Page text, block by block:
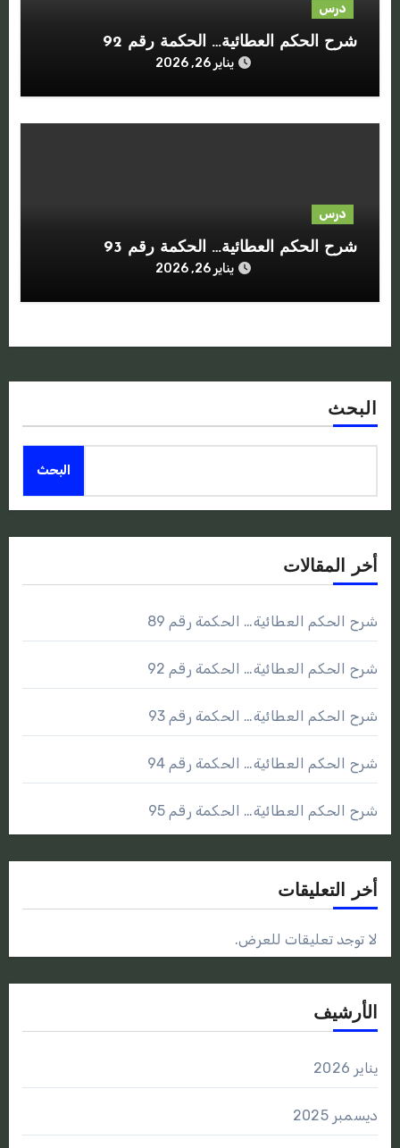
درس
شرح الحكم العطائية… الحكمة رقم 92
يناير 26, 2026
درس
شرح الحكم العطائية… الحكمة رقم 93
يناير 26, 2026
البحث
البحث
أخر المقالات
شرح الحكم العطائية… الحكمة رقم 89
شرح الحكم العطائية… الحكمة رقم 92
شرح الحكم العطائية… الحكمة رقم 93
شرح الحكم العطائية… الحكمة رقم 94
شرح الحكم العطائية… الحكمة رقم 95
أخر التعليقات
لا توجد تعليقات للعرض.
الأرشيف
يناير 2026
ديسمبر 2025